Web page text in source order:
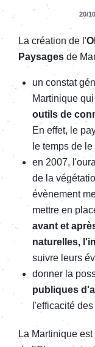
20/
La création de l'
Paysages de
un constat
Martinique
outils de
En effet, le
le temps de
en 2007,
de la
évènement
mettre en
avant et
naturelles,
suivre leurs
donner la
publiques
l'efficacité
La Martinique